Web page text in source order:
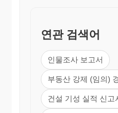
연관 검색어
인물조사 보고서
부동산 강제 (임의)
건설 기성 실적 신고